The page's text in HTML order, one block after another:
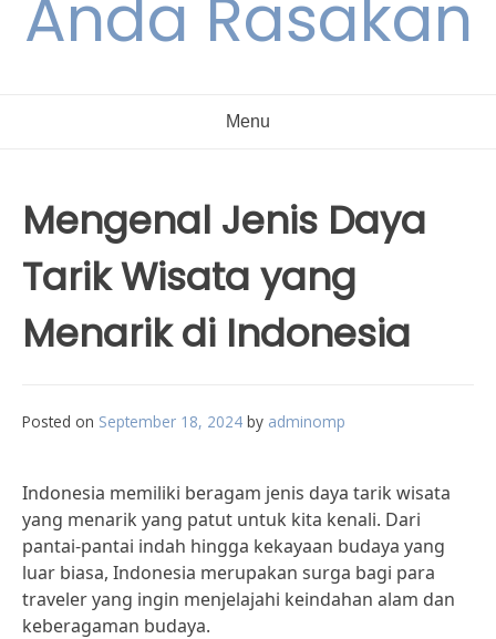
Anda Rasakan
Menu
Mengenal Jenis Daya
Tarik Wisata yang
Menarik di Indonesia
Posted on September 18, 2024 by adminomp
Indonesia memiliki beragam jenis daya tarik wisata
yang menarik yang patut untuk kita kenali. Dari
pantai-pantai indah hingga kekayaan budaya yang
luar biasa, Indonesia merupakan surga bagi para
traveler yang ingin menjelajahi keindahan alam dan
keberagaman budaya.